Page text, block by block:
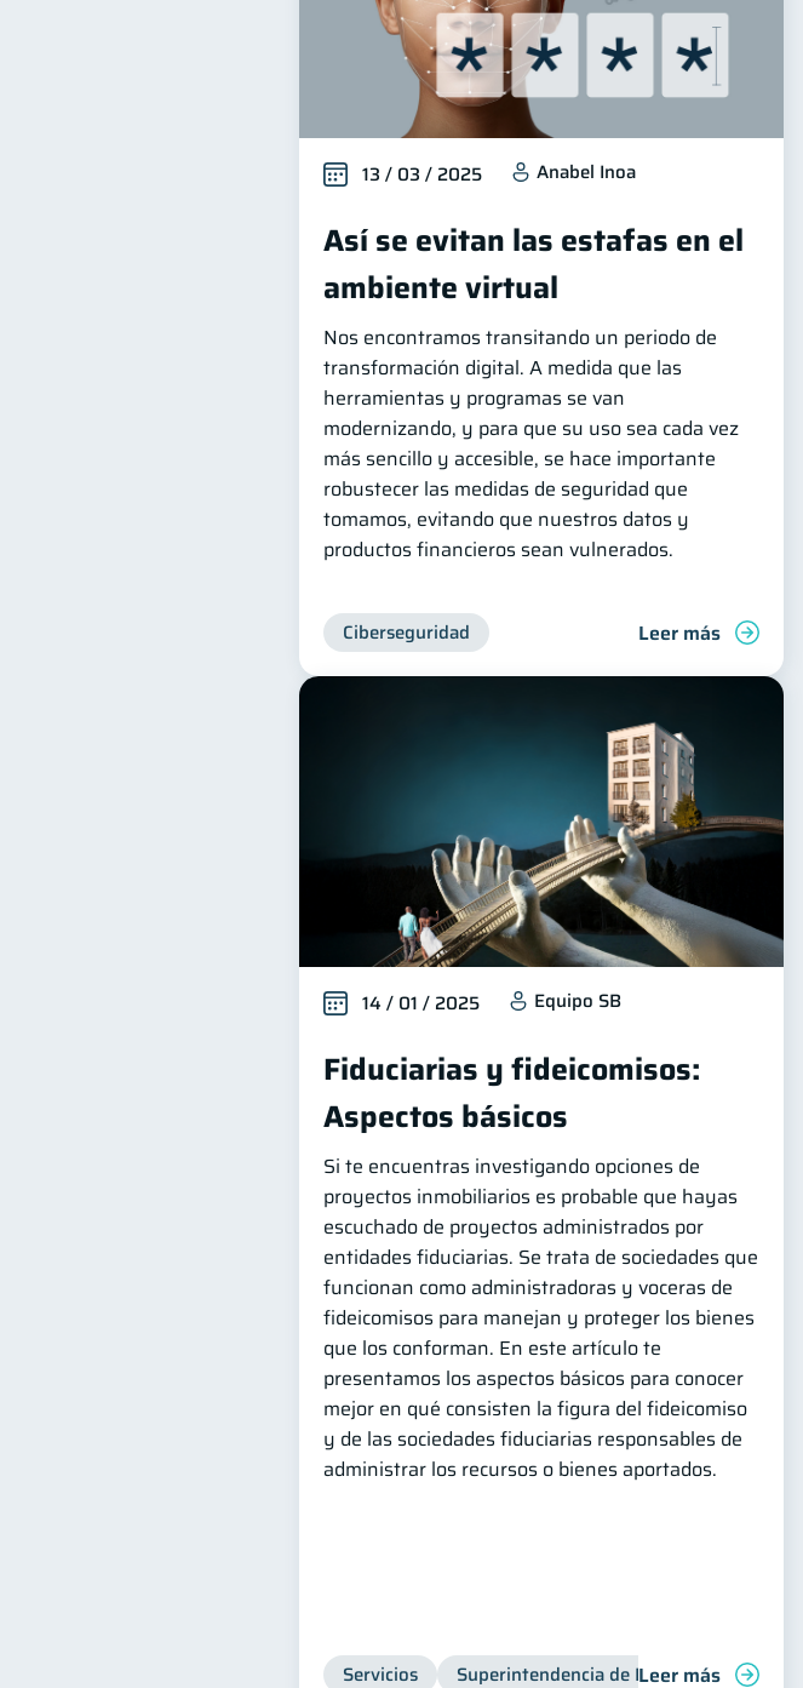
13 / 03 / 2025 Anabel Inoa
Así se evitan las estafas en el
ambiente virtual
Nos encontramos transitando un periodo de
transformación digital. A medida que las
herramientas y programas se van
modernizando, y para que su uso sea cada vez
más sencillo y accesible, se hace importante
robustecer las medidas de seguridad que
tomamos, evitando que nuestros datos y
productos financieros sean vulnerados.
Ciberseguridad Leer más
14 / 01 / 2025 Equipo SB
Fiduciarias y fideicomisos:
Aspectos básicos
Si te encuentras investigando opciones de
proyectos inmobiliarios es probable que hayas
escuchado de proyectos administrados por
entidades fiduciarias. Se trata de sociedades que
funcionan como administradoras y voceras de
fideicomisos para manejan y proteger los bienes
que los conforman. En este artículo te
presentamos los aspectos básicos para conocer
mejor en qué consisten la figura del fideicomiso
y de las sociedades fiduciarias responsables de
administrar los recursos o bienes aportados.
Servicios Superintendencia de Bancos
Leer más